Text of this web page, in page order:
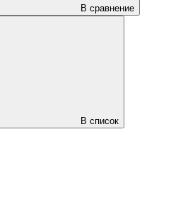
В сравнение
В список